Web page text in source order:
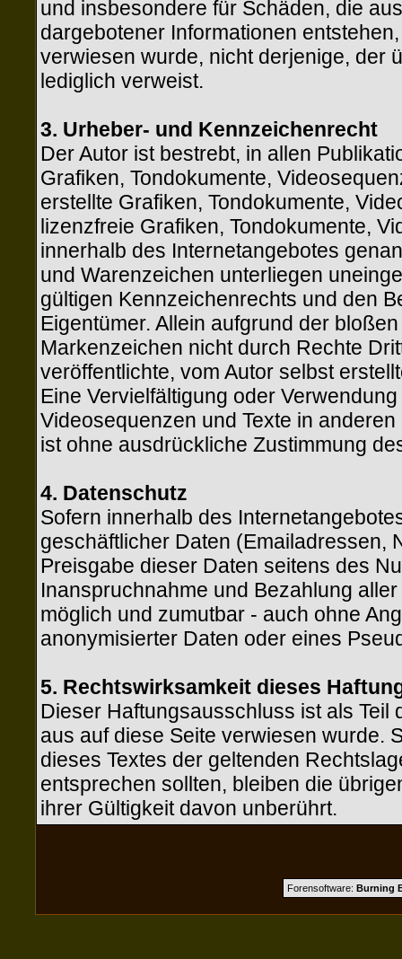
und insbesondere für Schäden, die
dargebotener Informationen
verwiesen wurde, nicht derjenige, der
lediglich verweist.
3. Urheber- und Kennzeichenrecht
Der Autor ist bestrebt, in allen
Grafiken, Tondokumente,
erstellte Grafiken, Tondokumente,
lizenzfreie Grafiken, Tondokumente,
innerhalb des Internetangebotes
und Warenzeichen unterliegen
gültigen Kennzeichenrechts und den
Eigentümer. Allein aufgrund der
Markenzeichen nicht durch Rechte
veröffentlichte, vom Autor selbst
Eine Vervielfältigung oder
Videosequenzen und Texte in
ist ohne ausdrückliche Zustimmung
4. Datenschutz
Sofern innerhalb des
geschäftlicher Daten (Emailadressen,
Preisgabe dieser Daten seitens des
Inanspruchnahme und Bezahlung
möglich und zumutbar - auch ohne
anonymisierter Daten oder eines
5. Rechtswirksamkeit dieses
Dieser Haftungsausschluss ist als
aus auf diese Seite verwiesen wurde.
dieses Textes der geltenden
entsprechen sollten, bleiben die
ihrer Gültigkeit davon unberührt.
Forensoftware: Burning